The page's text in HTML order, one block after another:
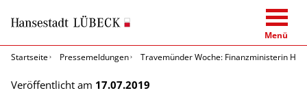
Menü
Startseite
Pressemeldungen Travemünder Woche: Finanzministerin
Veröffentlicht am 17.07.2019